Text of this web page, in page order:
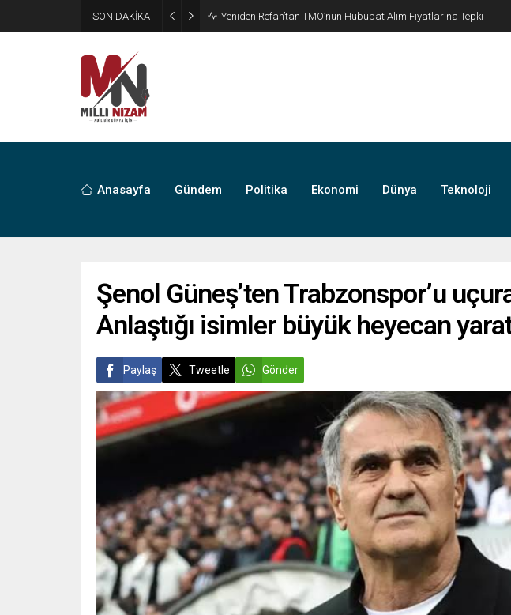
SON DAKİKA CHP’de Günaydın ve Başarır’ın grup başkanvekilliği düştü
Anasayfa Gündem Politika Ekonomi Dünya Teknoloji
Şenol Güneş’ten Trabzonspor’u
Anlaştığı isimler büyük heyecan
Paylaş Tweetle Gönder